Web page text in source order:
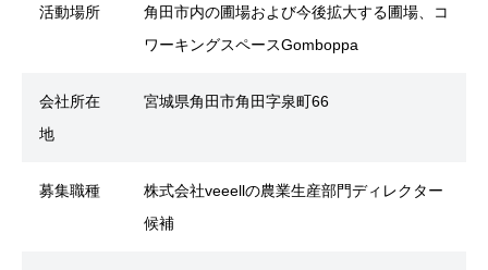
活動場所
角田市内の圃場および今後拡大する圃場、コ
ワーキングスペースGomboppa
会社所在
地
宮城県角田市角田字泉町66
募集職種
株式会社veeellの農業生産部門ディレクター
候補